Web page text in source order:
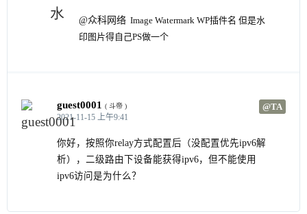
@众科网络 Image Watermark WP插件名 但是水
印图片得自己PS做一个
guest0001 @TA
( 斗帝 )
2021-11-15 上午9:41
你好，按照你relay方式配置后（没配置优先ipv6解
析），二级路由下设备能获得ipv6，但不能使用
ipv6访问是为什么？